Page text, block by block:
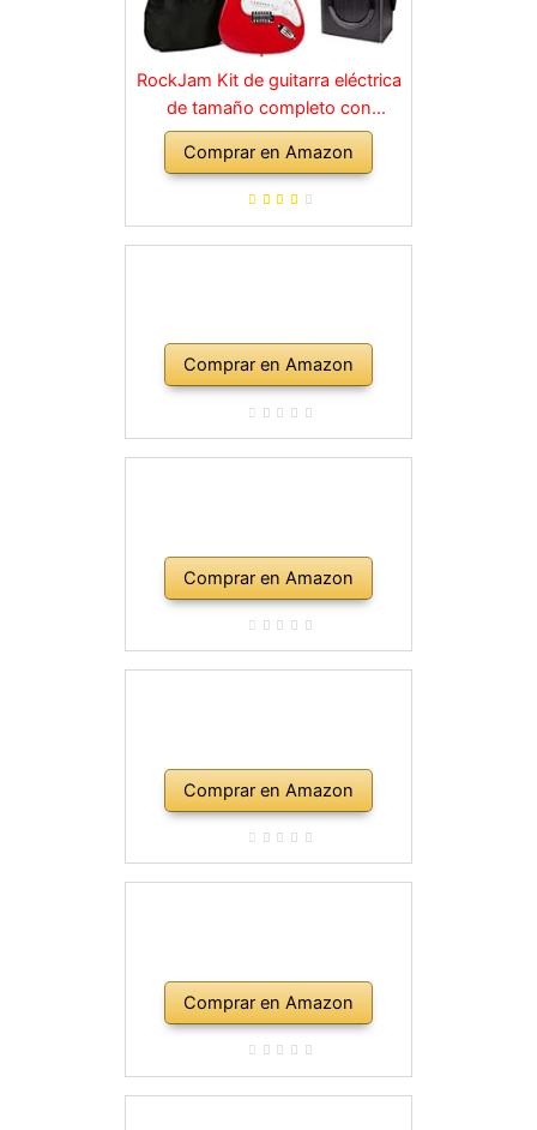
RockJam Kit de guitarra eléctrica
de tamaño completo con
amplificador de 10 vatios, clases,
correa, bolsa de transporte,
púas, golpe, plomo y cuerdas de
Comprar en Amazon
Comprar en Amazon
Comprar en Amazon
Comprar en Amazon
Comprar en Amazon